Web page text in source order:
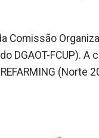
Comissão
DGAOT-FCUP). A
(Norte